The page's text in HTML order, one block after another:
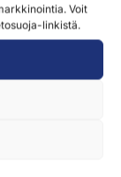
Voit
linkistä.